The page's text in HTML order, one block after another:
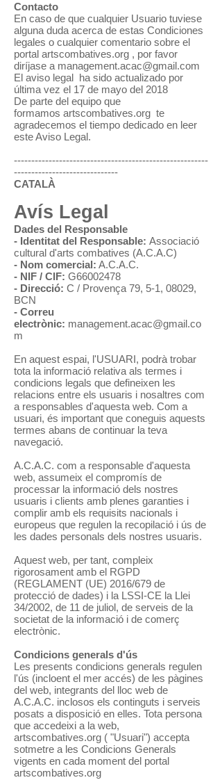
Contacto
En caso de que cualquier Usuario tuviese
alguna duda acerca de estas Condiciones
legales o cualquier comentario sobre el
portal artscombatives.org , por favor
diríjase a management.acac@gmail.com
El aviso legal ha sido actualizado por
última vez el 17 de mayo del 2018
De parte del equipo que
formamos artscombatives.org te
agradecemos el tiempo dedicado en leer
este Aviso Legal.
--------------------------------------------------------
------------------------------​
CATALÀ
Avís Legal
Dades del Responsable
- Identitat del Responsable: Associació
cultural d'arts combatives (A.C.A.C)
- Nom comercial: A.C.A.C.
- NIF / CIF: G66002478
- Direcció: C / Provença 79, 5-1, 08029,
BCN
- Correu
electrònic: management.acac@gmail.co
m
En aquest espai, l'USUARI, podrà trobar
tota la informació relativa als termes i
condicions legals que defineixen les
relacions entre els usuaris i nosaltres com
a responsables d'aquesta web. Com a
usuari, és important que coneguis aquests
termes abans de continuar la teva
navegació.
A.C.A.C. com a responsable d'aquesta
web, assumeix el compromís de
processar la informació dels nostres
usuaris i clients amb plenes garanties i
complir amb els requisits nacionals i
europeus que regulen la recopilació i ús de
les dades personals dels nostres usuaris.
Aquest web, per tant, compleix
rigorosament amb el RGPD
(REGLAMENT (UE) 2016/679 de
protecció de dades) i la LSSI-CE la Llei
34/2002, de 11 de juliol, de serveis de la
societat de la informació i de comerç
electrònic.
Condicions generals d'ús
Les presents condicions generals regulen
l'ús (incloent el mer accés) de les pàgines
del web, integrants del lloc web de
A.C.A.C. inclosos els continguts i serveis
posats a disposició en elles. Tota persona
que accedeixi a la web,
artscombatives.org ( "Usuari") accepta
sotmetre a les Condicions Generals
vigents en cada moment del portal
artscombatives.org